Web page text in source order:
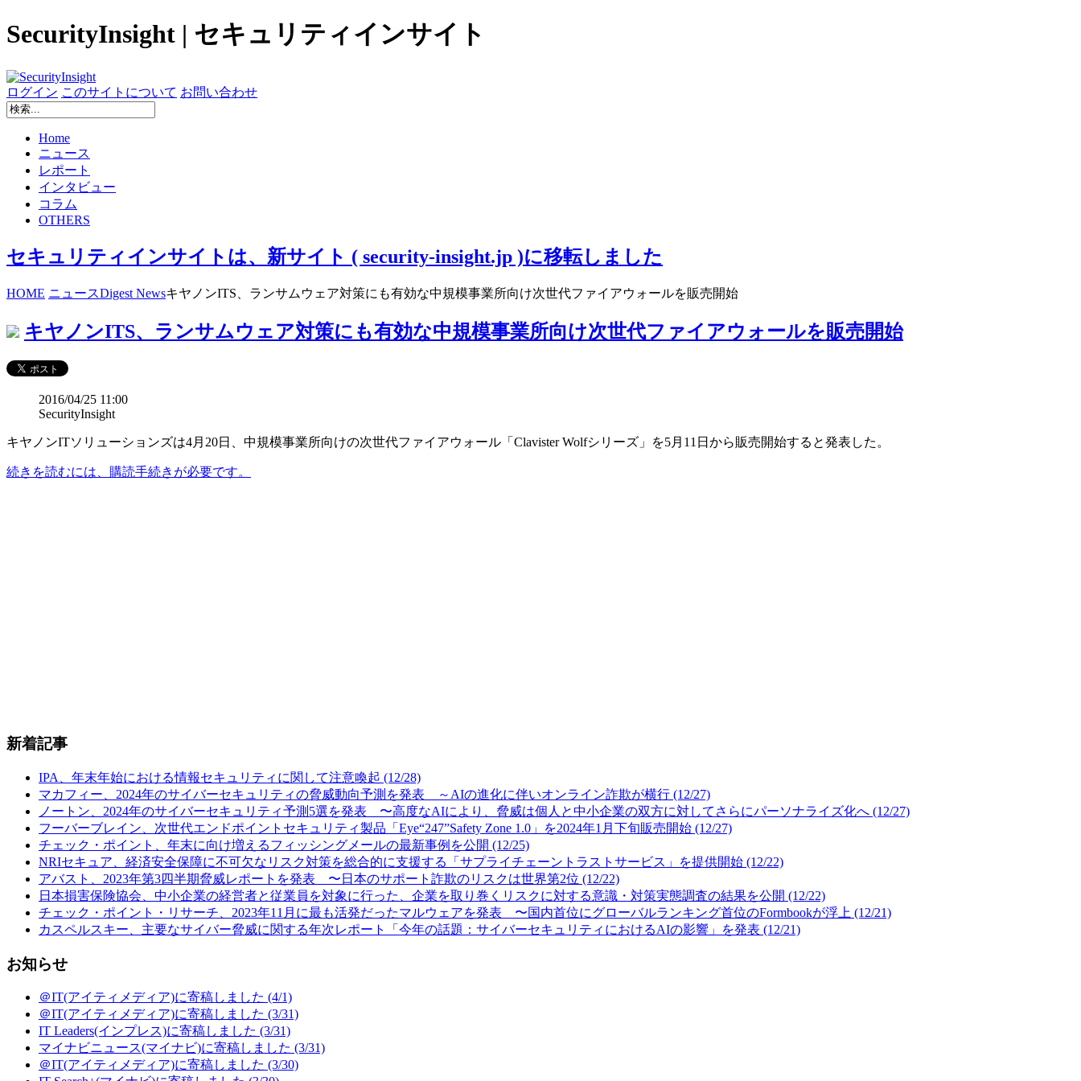
SecurityInsight | セキュリティインサイト
ログイン このサイトについて お問い合わせ
Home
ニュース
レポート
インタビュー
コラム
OTHERS
セキュリティインサイトは、新サイト ( security-insight.jp )に移転しました
HOME ニュースDigest NewsキヤノンITS、ランサムウェア対策にも有効な中規模事業所向け次世代ファイアウォールを販売開始
キヤノンITS、ランサムウェア対策にも有効な中規模事業所向け次世代ファイアウォールを販売開始
2016/04/25 11:00
SecurityInsight
キヤノンITソリューションズは4月20日、中規模事業所向けの次世代ファイアウォール「Clavister Wolfシリーズ」を5月11日から販売開始すると発表した。
続きを読むには、購読手続きが必要です。
新着記事
IPA、年末年始における情報セキュリティに関して注意喚起 (12/28)
マカフィー、2024年のサイバーセキュリティの脅威動向予測を発表 ～AIの進化に伴いオンライン詐欺が横行 (12/27)
ノートン、2024年のサイバーセキュリティ予測5選を発表 〜高度なAIにより、脅威は個人と中小企業の双方に対してさらにパーソナライズ化へ (12/27)
フーバーブレイン、次世代エンドポイントセキュリティ製品「Eye“247”Safety Zone 1.0」を2024年1月下旬販売開始 (12/27)
チェック・ポイント、年末に向け増えるフィッシングメールの最新事例を公開 (12/25)
NRIセキュア、経済安全保障に不可欠なリスク対策を総合的に支援する「サプライチェーントラストサービス」を提供開始 (12/22)
アバスト、2023年第3四半期脅威レポートを発表 〜日本のサポート詐欺のリスクは世界第2位 (12/22)
日本損害保険協会、中小企業の経営者と従業員を対象に行った、企業を取り巻くリスクに対する意識・対策実態調査の結果を公開 (12/22)
チェック・ポイント・リサーチ、2023年11月に最も活発だったマルウェアを発表 〜国内首位にグローバルランキング首位のFormbookが浮上 (12/21)
カスペルスキー、主要なサイバー脅威に関する年次レポート「今年の話題：サイバーセキュリティにおけるAIの影響」を発表 (12/21)
お知らせ
＠IT(アイティメディア)に寄稿しました (4/1)
＠IT(アイティメディア)に寄稿しました (3/31)
IT Leaders(インプレス)に寄稿しました (3/31)
マイナビニュース(マイナビ)に寄稿しました (3/31)
＠IT(アイティメディア)に寄稿しました (3/30)